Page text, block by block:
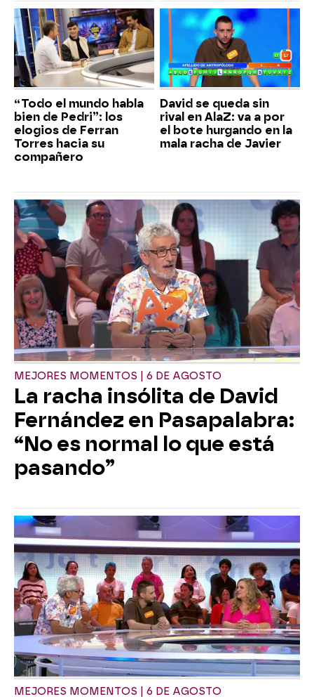
“Todo el mundo habla
bien de Pedri”: los
elogios de Ferran
Torres hacia su
compañero
David se queda sin
rival en AlaZ: va a por
el bote hurgando en la
mala racha de Javier
MEJORES MOMENTOS | 6 DE AGOSTO
La racha insólita de David
Fernández en Pasapalabra:
“No es normal lo que está
pasando”
MEJORES MOMENTOS | 6 DE AGOSTO